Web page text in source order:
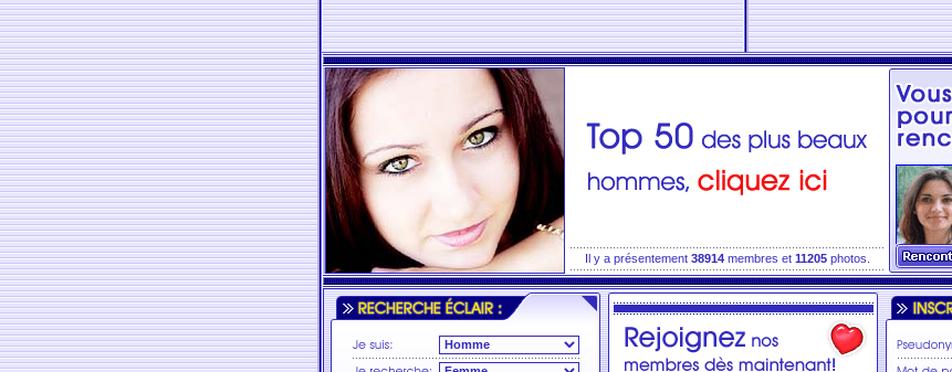
Il y a présentement 38914membres et 11205photos.